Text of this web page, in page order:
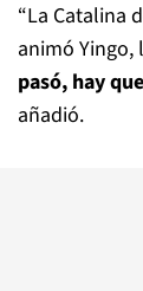
“La Catalina
animó Yingo,
pasó, hay
añadió.